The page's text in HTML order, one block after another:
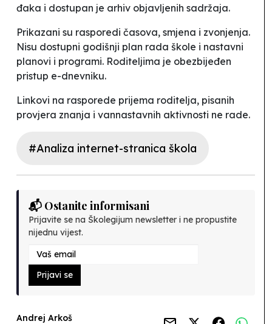
đaka i dostupan je arhiv objavljenih sadržaja.
Prikazani su rasporedi časova, smjena i zvonjenja.
Nisu dostupni godišnji plan rada škole i nastavni
planovi i programi. Roditeljima je obezbijeđen
pristup e-dnevniku.
Linkovi na rasporede prijema roditelja, pisanih
provjera znanja i vannastavnih aktivnosti ne rade.
#Analiza internet-stranica škola
📬 Ostanite informisani
Prijavite se na Školegijum newsletter i ne propustite
nijednu vijest.
Prijavi se
Andrej Arkoš